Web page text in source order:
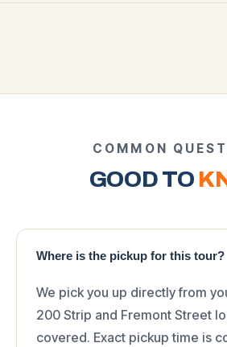
COMMON
GOOD TO
Where is the pickup for this tour?
We pick you up directly from
200 Strip and Fremont Street
covered. Exact pickup time is